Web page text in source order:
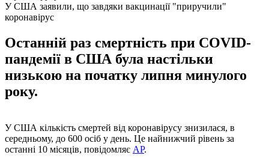
У США заявили, що завдяки вакцинації "приручили"
коронавірус
Останній раз смертність при COVID-
пандемії в США була настільки
низькою на початку липня минулого
року.
У США кількість смертей від коронавірусу знизилася, в
середньому, до 600 осіб у день. Це найнижчий рівень за
останні 10 місяців, повідомляє AP.